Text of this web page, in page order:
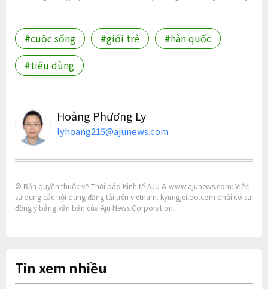
#cuộc sống #giới trẻ
#hàn quốc
#tiêu dùng
Hoàng Phương Ly
lyhoang215@ajunews.com
© Bản quyền thuộc về Thời báo Kinh tế AJU & www.ajunews.com: Việc
sử dụng các nội dung đăng tải trên vietnam. kyungjeilbo.com phải có sự
đồng ý bằng văn bản của Aju News Corporation.
Tin xem nhiều